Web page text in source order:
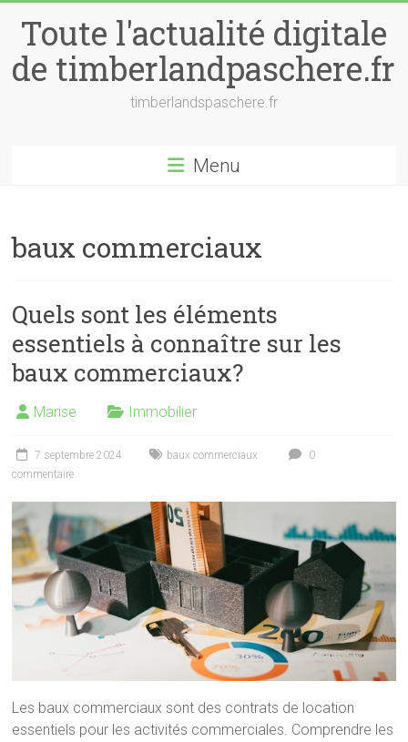
contentToute l'actualité digitale
de timberlandpaschere.fr
timberlandspaschere.fr
Menu
baux commerciaux
Quels sont les éléments
essentiels à connaître sur les
baux commerciaux?
Marise Immobilier
7 septembre 2024 baux commerciaux
0
commentaire
Les baux commerciaux sont des contrats de location
essentiels pour les activités commerciales. Comprendre les